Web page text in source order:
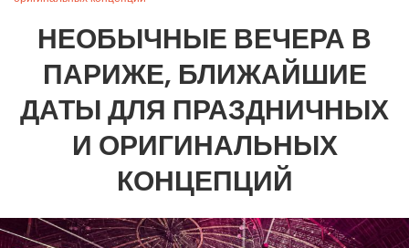
НЕОБЫЧНЫЕ ВЕЧЕРА В
ПАРИЖЕ, БЛИЖАЙШИЕ
ДАТЫ ДЛЯ ПРАЗДНИЧНЫХ
И ОРИГИНАЛЬНЫХ
КОНЦЕПЦИЙ